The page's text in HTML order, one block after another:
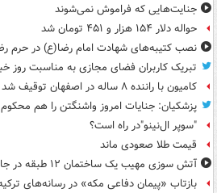
جنایت‌هایی که فراموش نمی‌شوند
حواله دلار ۱۵۴ هزار و ۴۵۱ تومان شد
نصب کتیبه‌های شهادت امام رضا(ع) در حرم
تبریک کاربران فضای مجازی به مناسبت روز
کامیون با راننده ۸ ساله در اصفهان توقیف شد
پزشکیان: جنایات امروز واشنگتن را هم
"سوپر ال‌نینو"در راه است؟
قیمت طلا صعودی ماند
آتش سوزی مهیب یک ساختمان ۱۲ طبقه در جاکارتا
بازتاب «پیمان دفاعی مکه» در رسانه‌های